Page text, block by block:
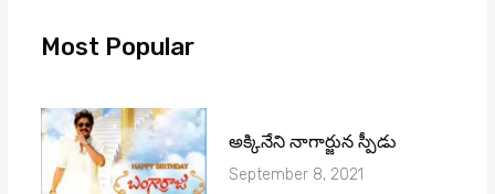
Most Popular
అక్కినేని నాగార్జున స్పీడు
September 8, 2021